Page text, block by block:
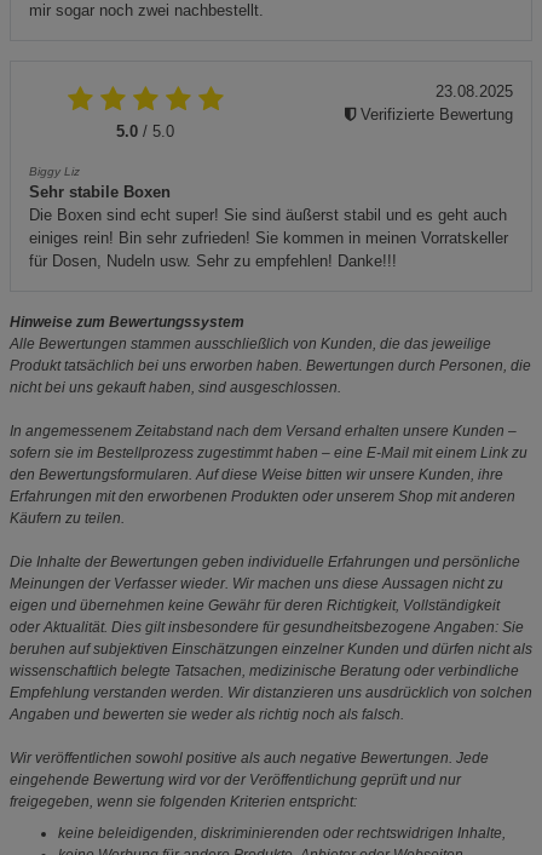
mir sogar noch zwei nachbestellt.
5.0 / 5.0
Biggy Liz
Sehr stabile Boxen
Die Boxen sind echt super! Sie sind äußerst stabil und es geht auch
einiges rein! Bin sehr zufrieden! Sie kommen in meinen Vorratskeller
für Dosen, Nudeln usw. Sehr zu empfehlen! Danke!!!
23.08.2025
Verifizierte Bewertung
Hinweise zum Bewertungssystem
Alle Bewertungen stammen ausschließlich von Kunden, die das jeweilige
Produkt tatsächlich bei uns erworben haben. Bewertungen durch Personen, die
nicht bei uns gekauft haben, sind ausgeschlossen.
In angemessenem Zeitabstand nach dem Versand erhalten unsere Kunden –
sofern sie im Bestellprozess zugestimmt haben – eine E-Mail mit einem Link zu
den Bewertungsformularen. Auf diese Weise bitten wir unsere Kunden, ihre
Erfahrungen mit den erworbenen Produkten oder unserem Shop mit anderen
Käufern zu teilen.
Die Inhalte der Bewertungen geben individuelle Erfahrungen und persönliche
Meinungen der Verfasser wieder. Wir machen uns diese Aussagen nicht zu
eigen und übernehmen keine Gewähr für deren Richtigkeit, Vollständigkeit
oder Aktualität. Dies gilt insbesondere für gesundheitsbezogene Angaben: Sie
beruhen auf subjektiven Einschätzungen einzelner Kunden und dürfen nicht als
wissenschaftlich belegte Tatsachen, medizinische Beratung oder verbindliche
Empfehlung verstanden werden. Wir distanzieren uns ausdrücklich von solchen
Angaben und bewerten sie weder als richtig noch als falsch.
Wir veröffentlichen sowohl positive als auch negative Bewertungen. Jede
eingehende Bewertung wird vor der Veröffentlichung geprüft und nur
freigegeben, wenn sie folgenden Kriterien entspricht:
keine beleidigenden, diskriminierenden oder rechtswidrigen Inhalte,